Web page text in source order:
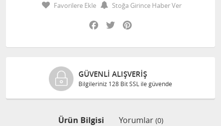
Favorilere Ekle
Stoğa Girince Haber Ver
Facebook
Twitter
GÜVENLI ALIŞVERIŞ
Bilgileriniz 128 Bit SSL ile güvende
Ürün Bilgisi Yorumlar (0)